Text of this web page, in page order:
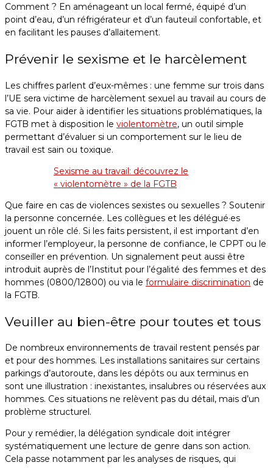
Comment ? En aménageant un local fermé, équipé d’un
point d’eau, d’un réfrigérateur et d’un fauteuil confortable, et
en facilitant les pauses d’allaitement.
Prévenir le sexisme et le harcèlement
Les chiffres parlent d’eux-mêmes : une femme sur trois dans
l’UE sera victime de harcèlement sexuel au travail au cours de
sa vie. Pour aider à identifier les situations problématiques, la
FGTB met à disposition le violentomètre, un outil simple
permettant d’évaluer si un comportement sur le lieu de
travail est sain ou toxique.
Sexisme au travail: découvrez le
« violentomètre » de la FGTB
Que faire en cas de violences sexistes ou sexuelles ? Soutenir
la personne concernée. Les collègues et les délégué·es
jouent un rôle clé. Si les faits persistent, il est important d’en
informer l’employeur, la personne de confiance, le CPPT ou le
conseiller en prévention. Un signalement peut aussi être
introduit auprès de l’Institut pour l’égalité des femmes et des
hommes (0800/12800) ou via le formulaire discrimination de
la FGTB.
Veuiller au bien-être pour toutes et tous
De nombreux environnements de travail restent pensés par
et pour des hommes. Les installations sanitaires sur certains
parkings d’autoroute, dans les dépôts ou aux terminus en
sont une illustration : inexistantes, insalubres ou réservées aux
hommes. Ces situations ne relèvent pas du détail, mais d’un
problème structurel.
Pour y remédier, la délégation syndicale doit intégrer
systématiquement une lecture de genre dans son action.
Cela passe notamment par les analyses de risques, qui